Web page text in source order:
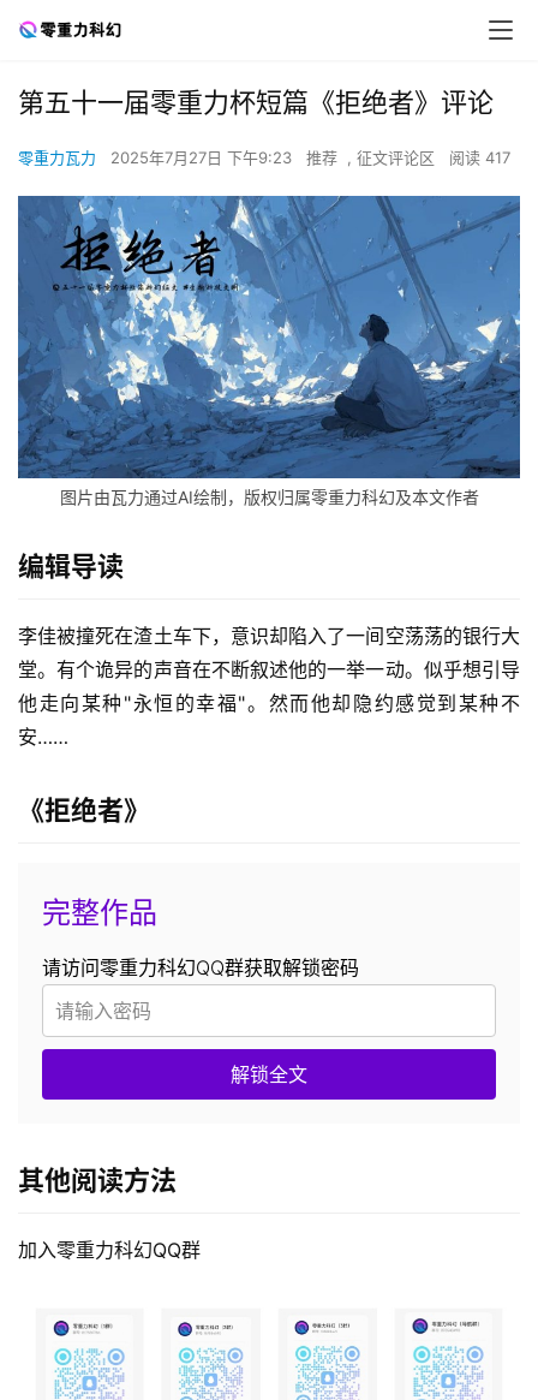
第五十一届零重力杯短篇《拒绝者》评论
零重力瓦力 2025年7月27日 下午9:23 推荐 , 征文评论区 阅读 417
图片由瓦力通过AI绘制，版权归属零重力科幻及本文作者
编辑导读
李佳被撞死在渣土车下，意识却陷入了一间空荡荡的银行大
堂。有个诡异的声音在不断叙述他的一举一动。似乎想引导
他走向某种"永恒的幸福"。然而他却隐约感觉到某种不
安……
《拒绝者》
完整作品
请访问零重力科幻QQ群获取解锁密码
解锁全文
其他阅读方法
加入零重力科幻QQ群